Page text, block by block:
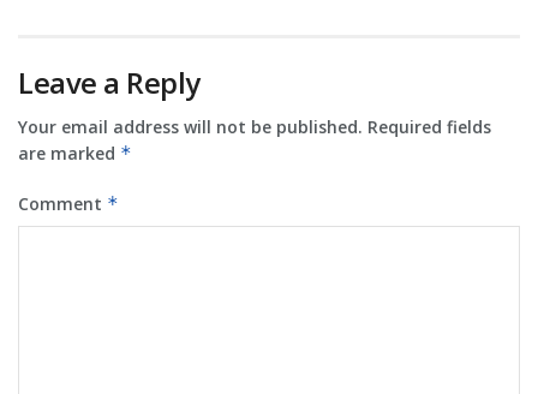
Leave a Reply
Your email address will not be published. Required fields
are marked *
Comment *